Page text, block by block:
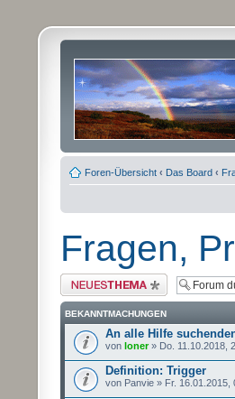
Foren-Übersicht ‹ Das Board ‹
Fragen,
Neues Thema erstellen
BEKANNTMACHUNGEN
An alle Hilfe
von loner» Do. 11.10.2018,
Definition: Trigger
von Panvie » Fr. 16.01.2015,